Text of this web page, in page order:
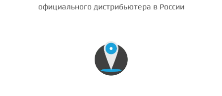
официального дистрибьютера в России